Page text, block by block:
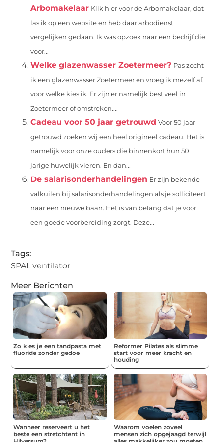
Arbomakelaar Klik hier voor de Arbomakelaar, dat
las ik op een website en heb daar arbodienst
vergelijken gedaan. Ik was opzoek naar een bedrijf die
voor...
Welke glazenwasser Zoetermeer? Pas zocht
ik een glazenwasser Zoetermeer en vroeg ik mezelf af,
voor welke kies ik. Er zijn er namelijk best veel in
Zoetermeer of omstreken....
Cadeau voor 50 jaar getrouwd Voor 50 jaar
getrouwd zoeken wij een heel origineel cadeau. Het is
namelijk voor onze ouders die binnenkort hun 50
jarige huwelijk vieren. En dan...
De salarisonderhandelingen Er zijn bekende
valkuilen bij salarisonderhandelingen als je solliciteert
naar een nieuwe baan. Het is van belang dat je voor
een goede voorbereiding zorgt. Deze...
Tags:
SPAL ventilator
Meer Berichten
Zo kies je een tandpasta met
fluoride zonder gedoe
Reformer Pilates als slimme
start voor meer kracht en
houding
Wanneer reserveert u het
beste een stretchtent in
Waarom voelen zoveel
mensen zich opgejaagd terwijl